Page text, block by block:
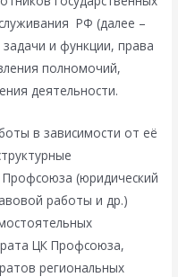
РФ (далее –
и функции, права
полномочий,
деятельности.
в зависимости от её
(юридический
работы и др.)
ЦК Профсоюза,
региональных